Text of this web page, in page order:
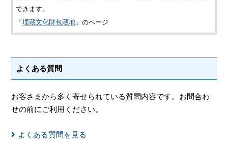
できます。
「埋蔵文化財包蔵地 」のページ
よくある質問
お客さまから多く寄せられている質問内容です。お問合わ
せの前にご利用ください。
よくある質問を見る